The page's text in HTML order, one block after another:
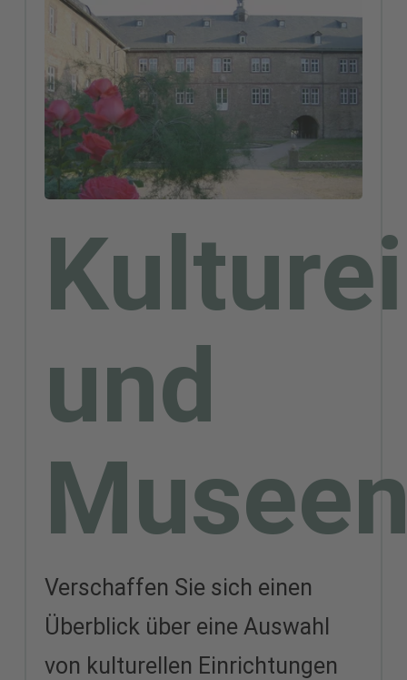
ebenso lang wie vielfältig. Wandeln
Sie auf den Spuren Luthers,
Müntzers oder Novalis', erleben Sie
herausragende Aufführungen in
der Kreismusikschule oder im
Geschichte des Landes ein - in
MSH ist all das möglich!
und
Verschaffen Sie sich einen
Überblick über eine Auswahl
von kulturellen Einrichtungen